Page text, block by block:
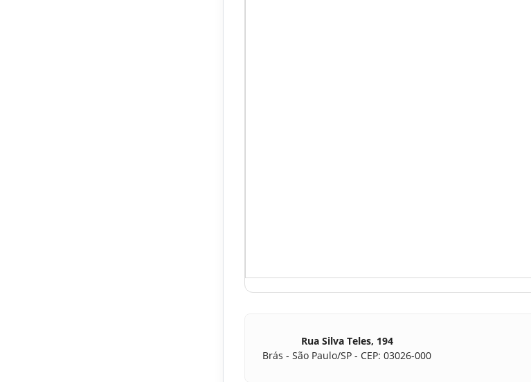
Rua Silva Teles, 194
Brás - São Paulo/SP - CEP: 03026-000